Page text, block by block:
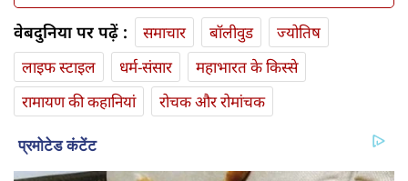
वेबदुनिया पर पढ़ें : समाचार बॉलीवुड
ज्योतिष
लाइफ स्‍टाइल
धर्म-संसार
महाभारत के किस्से
रामायण की कहानियां
रोचक और रोमांचक